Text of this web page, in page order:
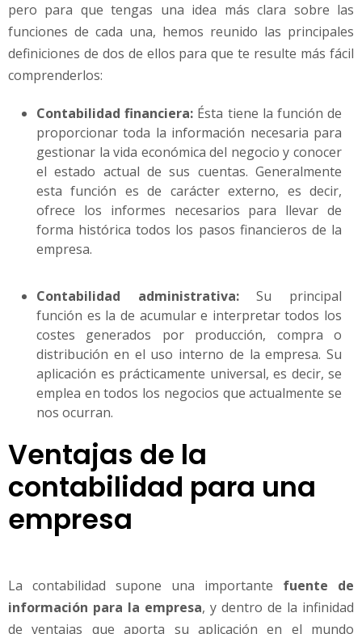
pero para que tengas una idea más clara sobre las
funciones de cada una, hemos reunido las principales
definiciones de dos de ellos para que te resulte más fácil
comprenderlos:
Contabilidad financiera: Ésta tiene la función de
proporcionar toda la información necesaria para
gestionar la vida económica del negocio y conocer
el estado actual de sus cuentas. Generalmente
esta función es de carácter externo, es decir,
ofrece los informes necesarios para llevar de
forma histórica todos los pasos financieros de la
empresa.
Contabilidad administrativa:Su principal
función es la de acumular e interpretar todos los
costes generados por producción, compra o
distribución en el uso interno de la empresa. Su
aplicación es prácticamente universal, es decir, se
emplea en todos los negocios que actualmente se
nos ocurran.
Ventajas de la
contabilidad para una
empresa
La contabilidad supone una importante fuente de
información para la empresa, y dentro de la infinidad
de ventajas que aporta su aplicación en el mundo